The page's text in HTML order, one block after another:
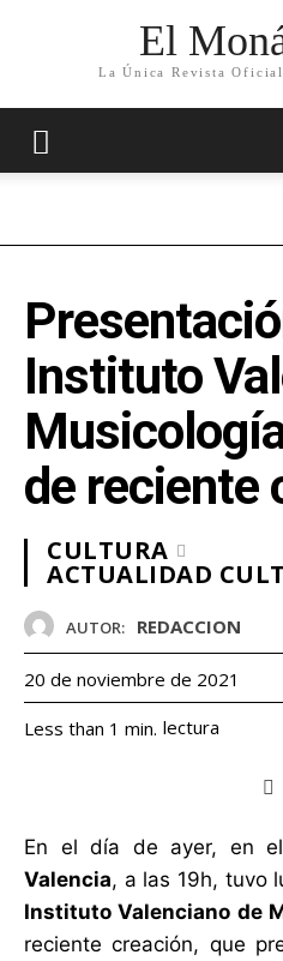
El
La Única Revista
Instituto
de reciente
CULTURA
ACTUALIDAD
AUTOR: REDACCION
20 de noviembre de 2021
Less than 1 min. lectura
En el día de ayer, en el
Valencia, a las 19h, tuvo
Instituto Valenciano de
reciente creación, que